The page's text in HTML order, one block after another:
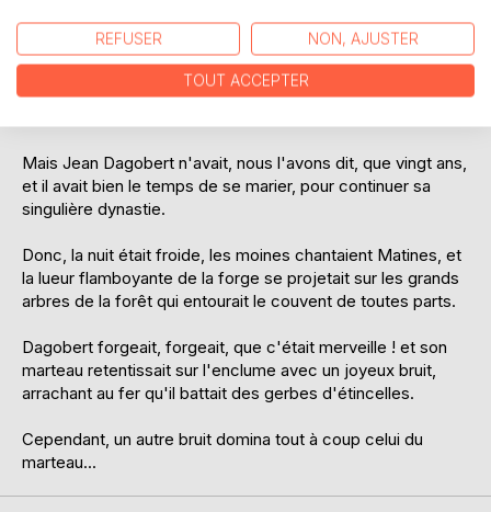
monarchie effective.
Or, à l'époque où commence notre histoire, le dernier des
Dagobert, qui se nommait Jean, n'avait plus ni père, ni
Mais Jean Dagobert n'avait, nous l'avons dit, que vingt ans,
et il avait bien le temps de se marier, pour continuer sa
singulière dynastie.
Donc, la nuit était froide, les moines chantaient Matines, et
la lueur flamboyante de la forge se projetait sur les grands
arbres de la forêt qui entourait le couvent de toutes parts.
Dagobert forgeait, forgeait, que c'était merveille ! et son
marteau retentissait sur l'enclume avec un joyeux bruit,
arrachant au fer qu'il battait des gerbes d'étincelles.
Cependant, un autre bruit domina tout à coup celui du
marteau...
REFUSER NON, AJUSTER
TOUT ACCEPTER